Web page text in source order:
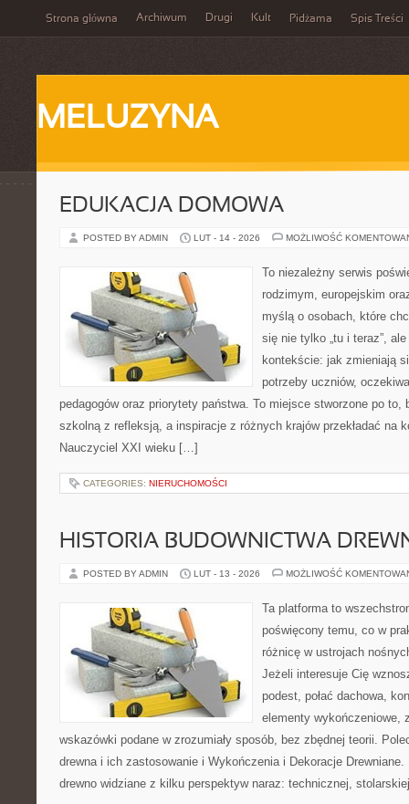
Strona główna Archiwum Drugi Kult Pidżama Spis Treści
MELUZYNA
EDUKACJA DOMOWA
POSTED BY ADMIN LUT - 14 - 2026 MOŻLIWOŚĆ
To niezależny serwis
rodzimym, europejskim
myślą o osobach, które
się nie tylko „tu i teraz”,
kontekście: jak zmieniają
potrzeby uczniów,
pedagogów oraz priorytety państwa. To miejsce stworzone po to,
szkolną z refleksją, a inspiracje z różnych krajów przekładać na
Nauczyciel XXI wieku […]
CATEGORIES: NIERUCHOMOŚCI
HISTORIA BUDOWNICTWA
POSTED BY ADMIN LUT - 13 - 2026 MOŻLIWOŚĆ
Ta platforma to
poświęcony temu, co w
różnicę w ustrojach
Jeżeli interesuje Cię
podest, połać dachowa,
elementy wykończeniowe,
wskazówki podane w zrozumiały sposób, bez zbędnej teorii.
drewna i ich zastosowanie i Wykończenia i Dekoracje
drewno widziane z kilku perspektyw naraz: technicznej,